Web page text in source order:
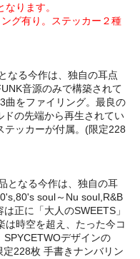
ります。
グ有り。ステッカー２種
なる今作は、独自の耳点
音源のみで構築されて
曲をファイリング。最良の
の先端から再生されてい
テッカーが付属。(限定228
となる今作は、独自の耳
soul～Nu soul,R&B
正に「大人のSWEETS」
は時空を超え、たった今コ
SPYCETWOデザインの
228枚 手書きナンバリン